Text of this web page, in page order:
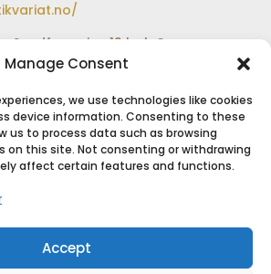
Manage Consent
we use technologies like cookies
device information. Consenting to these
us to process data such as browsing
on this site. Not consenting or withdrawing
affect certain features and functions.
Accept
Sundfærveien 12 bak Coop